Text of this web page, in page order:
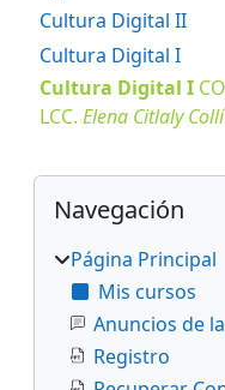
Cultura Digital II
Cultura Digital I
Cultura Digital I
LCC. Elena Citlaly
Bloques
Salta Navegación
Navegación
Página Principal
Mis cursos
Anuncios de
Registro